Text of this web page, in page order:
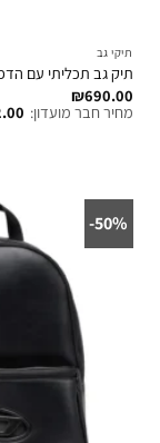
תיקי גב
תיק גב תכליתי עם
₪690.00
מחיר חבר מועדון:
50%-